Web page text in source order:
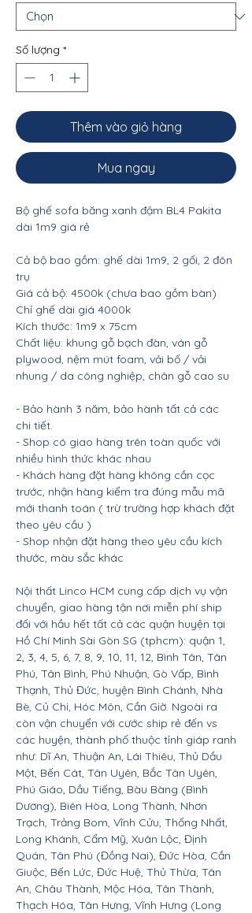
Số lượng *
Thêm vào giỏ hàng
Mua ngay
Bộ ghế sofa băng xanh đậm BL4 Pakita
dài 1m9 giá rẻ
Cả bộ bao gồm: ghế dài 1m9, 2 gối, 2 đôn
trụ
Giá cả bộ: 4500k (chưa bao gồm bàn)
Chỉ ghế dài giá 4000k
Kích thước: 1m9 x 75cm
Chất liệu: khung gỗ bạch đàn, ván gỗ
plywood, nệm mút foam, vải bố / vải
nhung / da công nghiệp, chân gỗ cao su
- Bảo hành 3 năm, bảo hành tất cả các
chi tiết.
- Shop có giao hàng trên toàn quốc với
nhiều hình thức khác nhau
- Khách hàng đặt hàng không cần cọc
trước, nhận hàng kiểm tra đúng mẫu mã
mới thanh toán ( trừ trường hợp khách đặt
theo yêu cầu )
- Shop nhận đặt hàng theo yêu cầu kích
thước, màu sắc khác
Nội thất Linco HCM cung cấp dịch vụ vận
chuyển, giao hàng tận nơi miễn phí ship
đối với hầu hết tất cả các quận huyện tại
Hồ Chí Minh Sài Gòn SG (tphcm): quận 1,
2, 3, 4, 5, 6, 7, 8, 9, 10, 11, 12, Bình Tân, Tân
Phú, Tân Bình, Phú Nhuận, Gò Vấp, Bình
Thạnh, Thủ Đức, huyện Bình Chánh, Nhà
Bè, Củ Chi, Hóc Môn, Cần Giờ. Ngoài ra
còn vận chuyển với cước ship rẻ đến vs
các huyện, thành phố thuộc tỉnh giáp ranh
như: Dĩ An, Thuận An, Lái Thiêu, Thủ Dầu
Một, Bến Cát, Tân Uyên, Bắc Tân Uyên,
Phú Giáo, Dầu Tiếng, Bàu Bàng (Bình
Dương), Biên Hòa, Long Thành, Nhơn
Trạch, Trảng Bom, Vĩnh Cửu, Thống Nhất,
Long Khánh, Cẩm Mỹ, Xuân Lộc, Định
Quán, Tân Phú (Đồng Nai), Đức Hòa, Cần
Giuộc, Bến Lức, Đức Huệ, Thủ Thừa, Tân
An, Châu Thành, Mộc Hóa, Tân Thành,
Thạch Hóa, Tân Hưng, Vĩnh Hưng (Long